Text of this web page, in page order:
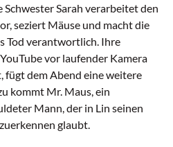
Sarah verarbeitet den
seziert Mäuse und macht die
Tod verantwortlich. Ihre
vor laufender Kamera
fügt dem Abend eine weitere
kommt Mr. Maus, ein
Mann, der in Lin seinen
glaubt.